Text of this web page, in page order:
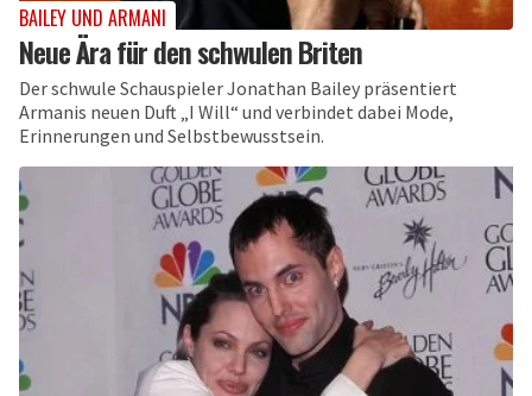
BAILEY UND ARMANI
Neue Ära für den schwulen Briten
Der schwule Schauspieler Jonathan Bailey präsentiert
Armanis neuen Duft „I Will“ und verbindet dabei Mode,
Erinnerungen und Selbstbewusstsein.